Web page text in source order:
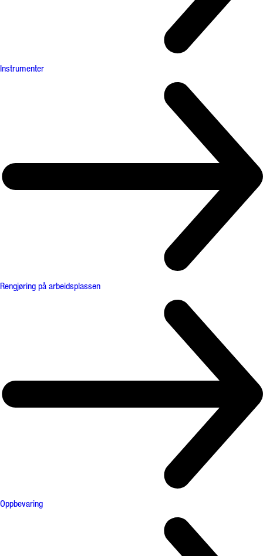
Instrumenter
Rengjøring på arbeidsplassen
Oppbevaring